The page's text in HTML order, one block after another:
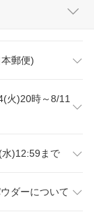
郵便)
火)20時～8/11
)12:59まで
ダーについて